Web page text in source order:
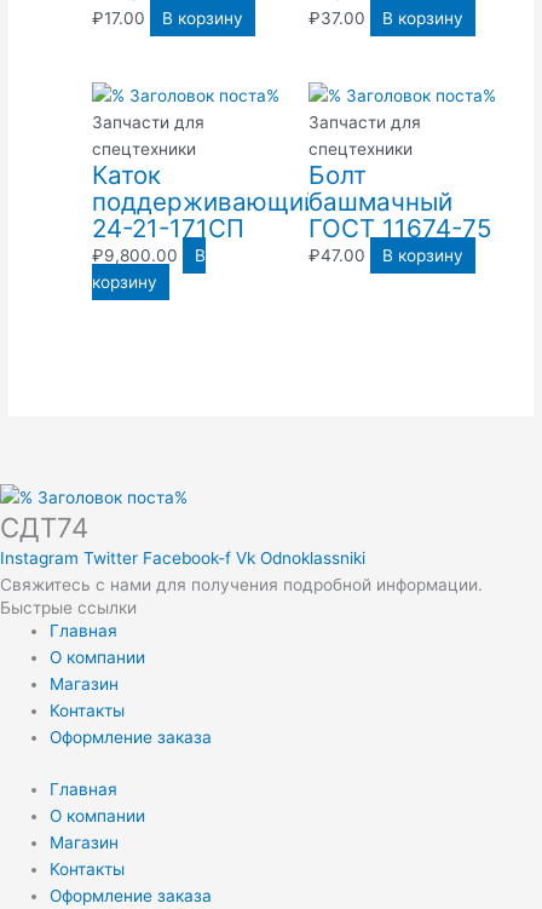
₽17.00 В корзину ₽37.00 В корзину
Запчасти для
спецтехники
Каток
поддерживающий
24-21-171СП
₽9,800.00
В
корзину
Запчасти для
спецтехники
Болт
башмачный
ГОСТ 11674-75
₽47.00 В корзину
СДТ74
Instagram Twitter Facebook-f Vk Odnoklassniki
Свяжитесь с нами для получения подробной информации.
Быстрые ссылки
Главная
О компании
Магазин
Контакты
Оформление заказа
Главная
О компании
Магазин
Контакты
Оформление заказа